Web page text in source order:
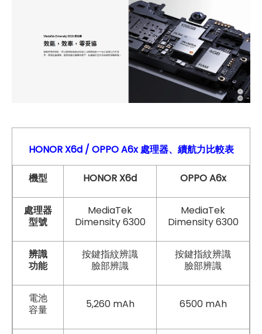
HONOR X6d / OPPO A6x處理器、續航力比較表
機型 HONOR X6d OPPO A6x
處理器
型號
MediaTek
Dimensity 6300
MediaTek
Dimensity 6300
辨識
功能
按鍵指紋辨識
臉部辨識
按鍵指紋辨識
臉部辨識
電池
容量
5,260 mAh 6500 mAh